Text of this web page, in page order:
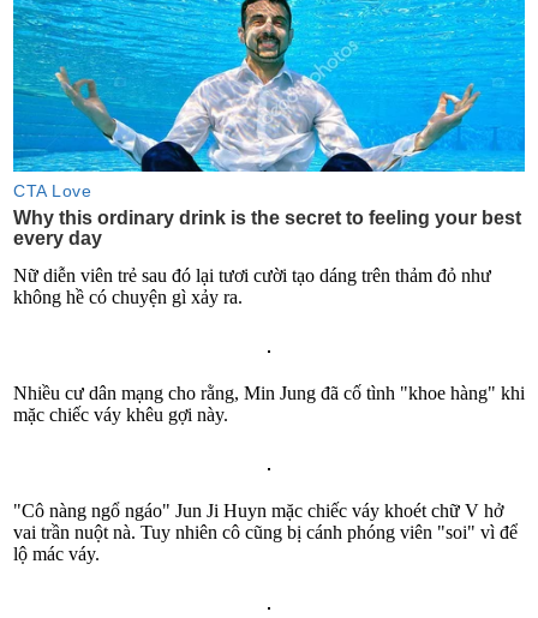
Nữ diễn viên trẻ sau đó lại tươi cười tạo dáng trên thảm đỏ như
không hề có chuyện gì xảy ra.
Nhiều cư dân mạng cho rằng, Min Jung đã cố tình "khoe hàng" khi
mặc chiếc váy khêu gợi này.
"Cô nàng ngổ ngáo" Jun Ji Huyn mặc chiếc váy khoét chữ V hở
vai trần nuột nà. Tuy nhiên cô cũng bị cánh phóng viên "soi" vì để
lộ mác váy.